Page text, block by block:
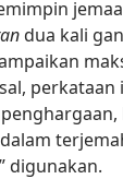
dua kali
digunakan.